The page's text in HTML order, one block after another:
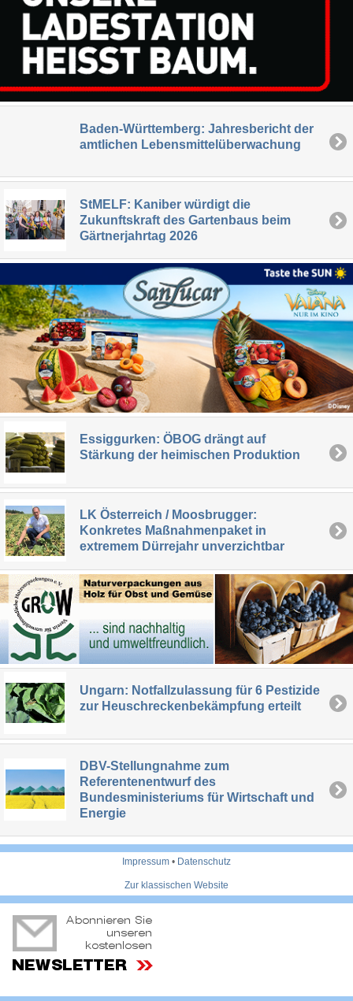
Baden-Württemberg: Jahresbericht der
amtlichen Lebensmittelüberwachung
StMELF: Kaniber würdigt die
Zukunftskraft des Gartenbaus beim
Gärtnerjahrtag 2026
Essiggurken: ÖBOG drängt auf
Stärkung der heimischen Produktion
LK Österreich / Moosbrugger:
Konkretes Maßnahmenpaket in
extremem Dürrejahr unverzichtbar
Ungarn: Notfallzulassung für 6 Pestizide
zur Heuschreckenbekämpfung erteilt
DBV-Stellungnahme zum
Referentenentwurf des
Bundesministeriums für Wirtschaft und
Energie
Impressum • Datenschutz
Zur klassischen Website